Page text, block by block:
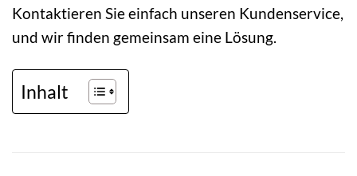
Kontaktieren Sie einfach unseren Kundenservice,
und wir finden gemeinsam eine Lösung.
Inhalt